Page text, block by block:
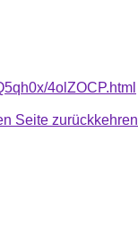
4olZOCP.html
Seite zurückkehren